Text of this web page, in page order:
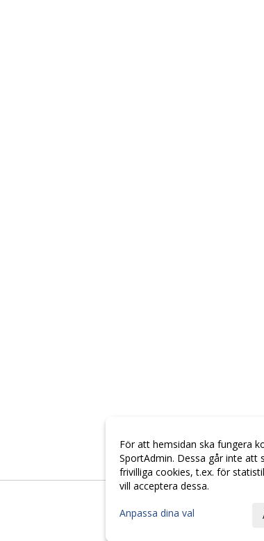
För att hemsidan ska fungera
SportAdmin. Dessa går inte att
frivilliga cookies, t.ex. för
vill acceptera dessa.
Anpassa dina val